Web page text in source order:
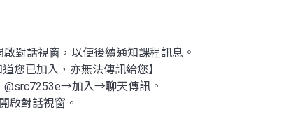
對話視窗，以便後續通知課程訊息。
您已加入，亦無法傳訊給您】
加入→聊天傳訊。
啟對話視窗。